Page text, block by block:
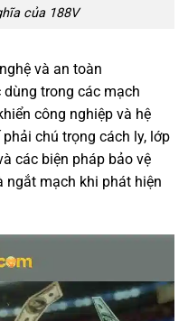
của 188V
và an toàn
trong các mạch
công nghiệp và hệ
chú trọng cách ly, lớp
các biện pháp bảo vệ
ngắt mạch khi phát hiện